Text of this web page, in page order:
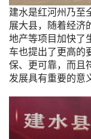
建水是红河州乃至
展大县，随着经济
地产等项目加快了
车也提出了更高的
保、更可靠，而且
发展具有重要的意